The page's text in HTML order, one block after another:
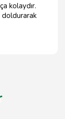
kolaydır.